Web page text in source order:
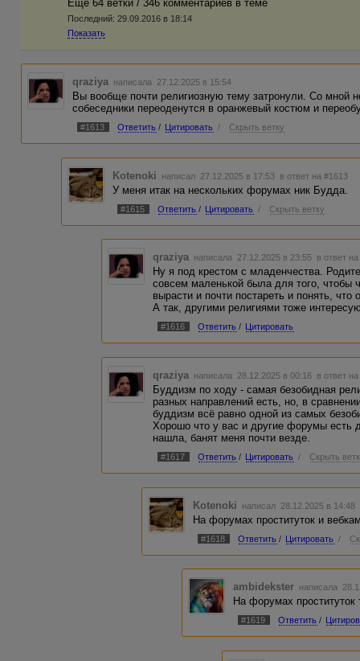
Еще 64 ветки / 346 комментариев в темe
Последний: 29.09.2016 в 18:14
Показать
qraziya написала 27.12.2025 в 15:54
Вы вообще почти религиозную тему затронули. Со мной
собеседники переоденутся в оранжевый костюм и
#1613 Ответить / Цитировать / Скрыть ветку
Kotenoki написал 27.12.2025 в 17:53 в ответ на #1613
У меня итак на нескольких форумах ник Будда.
#1615 Ответить / Цитировать / Скрыть ветку
qraziya написала 27.12.2025 в 23:55 в ответ
Ну я под крестом с младенчества.
совсем маленькой была для того, чтобы
вырасти и почти постареть и понять, что
А так, другими религиями тоже
#1616 Ответить / Цитировать
qraziya написала 28.12.2025 в 00:16 в ответ
Буддизм по ходу - самая безобидная
разных направлений есть, но, в
буддизм всё равно одной из самых
Хорошо что у вас и другие форумы есть
нашла, банят меня почти везде.
#1617 Ответить / Цитировать / Скрыть
Kotenoki написал 28.12.2025 в 14:48
На форумах проституток и
#1618 Ответить / Цитировать /
ambidekster написала
На форумах проституток
#1619 Ответить /